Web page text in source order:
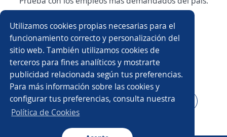
Utilizamos cookies propias necesarias para el
funcionamiento correcto y personalización del
sitio web. También utilizamos cookies de
terceros para fines analíticos y mostrarte
publicidad relacionada según tus preferencias.
Para más información sobre las cookies y
configurar tus preferencias, consulta nuestra
Política de Cookies
Asesor/a comercial Asesor/a comercial freelance
Producción Ejecutivo/a comercial
Auxiliar de almacén Asesor/a telefónico
Asesor/a servicio al cliente Auxiliar administrativo/a
Auxiliar de cocina Conductor/a